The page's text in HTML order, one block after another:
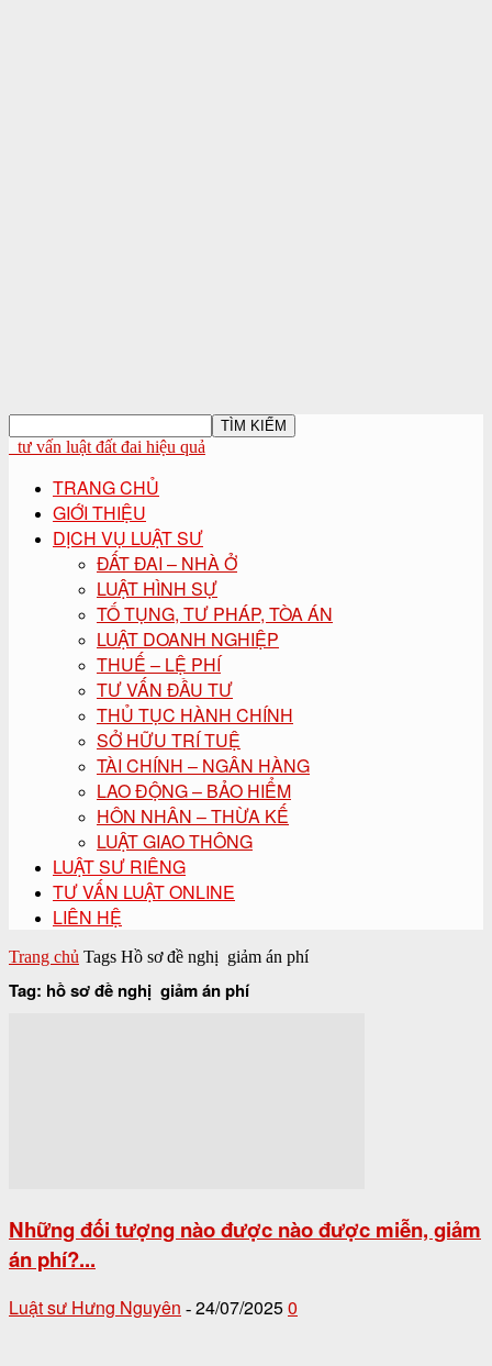
tư vấn luật đất đai hiệu quả
TRANG CHỦ
GIỚI THIỆU
DỊCH VỤ LUẬT SƯ
ĐẤT ĐAI – NHÀ Ở
LUẬT HÌNH SỰ
TỐ TỤNG, TƯ PHÁP, TÒA ÁN
LUẬT DOANH NGHIỆP
THUẾ – LỆ PHÍ
TƯ VẤN ĐẦU TƯ
THỦ TỤC HÀNH CHÍNH
SỞ HỮU TRÍ TUỆ
TÀI CHÍNH – NGÂN HÀNG
LAO ĐỘNG – BẢO HIỂM
HÔN NHÂN – THỪA KẾ
LUẬT GIAO THÔNG
LUẬT SƯ RIÊNG
TƯ VẤN LUẬT ONLINE
LIÊN HỆ
Trang chủ Tags Hồ sơ đề nghị giảm án phí
Tag: hồ sơ đề nghị giảm án phí
Những đối tượng nào được nào được miễn, giảm
án phí?...
Luật sư Hưng Nguyên - 24/07/20250